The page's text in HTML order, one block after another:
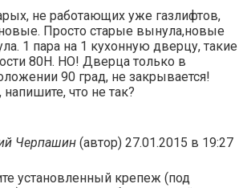
не работающих уже газлифтов,
Просто старые вынула,новые
1 пара на 1 кухонную дверцу, такие
80Н. НО! Дверца только в
90 град, не закрывается!
что не так?
Черпашин (автор) 27.01.2015 в 19:27
установленный крепеж (под